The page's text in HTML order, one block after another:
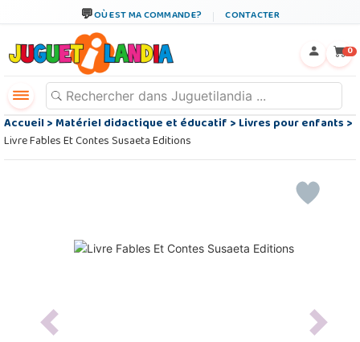
OÙ EST MA COMMANDE? CONTACTER
0
Accueil>Matériel didactique et éducatif>Livres pour enfants>
Livre Fables Et Contes Susaeta Editions
Previous Next